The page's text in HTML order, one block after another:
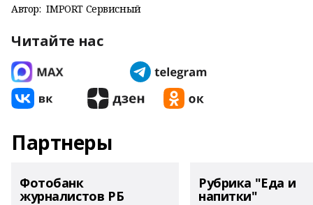
Автор: IMPORT Сервисный
Читайте нас
Партнеры
Фотобанк
журналистов РБ
Рубрика "Еда и
напитки"